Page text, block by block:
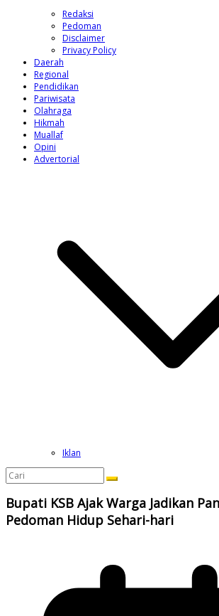
Redaksi
Pedoman
Disclaimer
Privacy Policy
Daerah
Regional
Pendidikan
Pariwisata
Olahraga
Hikmah
Muallaf
Opini
Advertorial
Iklan
Bupati KSB Ajak Warga Jadikan
Pedoman Hidup Sehari-hari